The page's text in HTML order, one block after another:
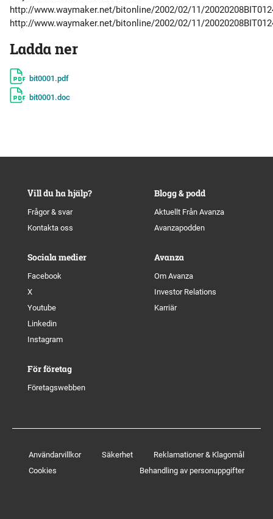
Ladda ner
bit0001.pdf
bit0001.doc
Vill du ha hjälp?
Frågor & svar
Kontakta oss
Blogg & podd
Aktuellt Från Avanza
Avanzapodden
Sociala medier
Facebook
X
Youtube
Linkedin
Instagram
Avanza
Om Avanza
Investor Relations
Karriär
För företag
Företagswebben
Användarvillkor Säkerhet
Reklamationer & Klagomål
Cookies
Behandling av personuppgifter